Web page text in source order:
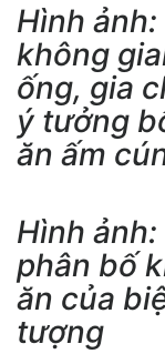
Hình
không
ống, gia
ý tưởng
ăn ấm
Hình
phân bố
ăn của
tượng